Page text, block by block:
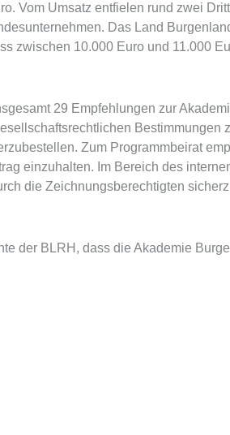
Vom Umsatz entfielen rund zwei
Das Land
zwischen 10.000 Euro und 11.000
29 Empfehlungen zur
Zum Programmbeirat
einzuhalten. Im Bereich des
die Zeichnungsberechtigten
der BLRH, dass die Akademie